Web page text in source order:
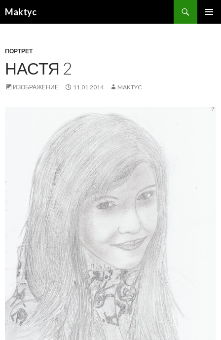
Maktyc
ПОРТРЕТ
НАСТЯ 2
ИЗОБРАЖЕНИЕ 11.01.2014 MAKTYC